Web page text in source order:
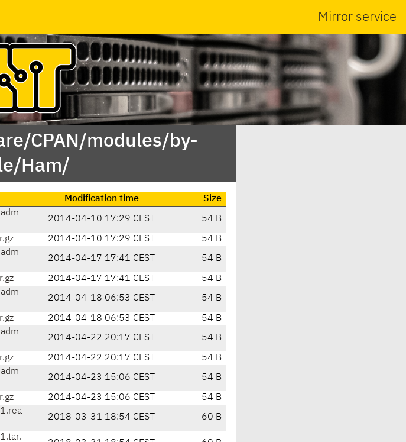
Mirror service
CPAN/modules/by-
Ham/
Modification time
Size
2014-04-10 17:29 CEST 54 B
2014-04-10 17:29 CEST
54 B
2014-04-17 17:41 CEST 54 B
2014-04-17 17:41 CEST
54 B
2014-04-18 06:53 CEST 54 B
2014-04-18 06:53 CEST
54 B
2014-04-22 20:17 CEST 54 B
2014-04-22 20:17 CEST
54 B
2014-04-23 15:06 CEST 54 B
2014-04-23 15:06 CEST
54 B
2018-03-31 18:54 CEST 60 B